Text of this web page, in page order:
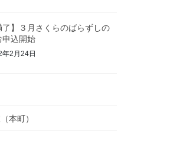
了】３月さくらのばらずしの
申込開始
年2月24日
本町）